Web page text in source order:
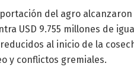
del agro
USD 9.755 millones de
al inicio de la
y conflictos gremiales.